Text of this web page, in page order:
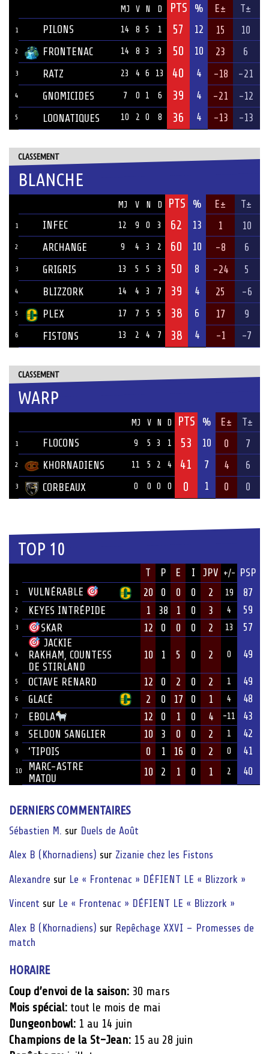
MJ V N D PTS % E± T±
1 PILONS 14 8 5 1 57 12 15 10
2 FRONTENAC 14 8 3 3 50 10 23 6
3 RATZ 23 4 6 13 40 4 -18 -21
4 GNOMICIDES 7 0 1 6 39 4 -21 -12
5 LOONATIQUES 10 2 0 8 36 4 -13 -13
CLASSEMENT
BLANCHE
MJ V N D PTS % E± T±
1 INFEC 12 9 0 3 62 13 1 10
2 ARCHANGE 9 4 3 2 60 10 -8 6
3 GRIGRIS 13 5 5 3 50 8 -24 5
4 BLIZZORK 14 4 3 7 39 4 25 -6
5 PLEX 17 7 5 5 38 6 17 9
6 FISTONS 13 2 4 7 38 4 -1 -7
CLASSEMENT
WARP
MJ V N D PTS % E± T±
1 FLOCONS 9 5 3 1 53 10 0 7
2 KHORNADIENS 11 5 2 4 41 7 4 6
3 CORBEAUX 0 0 0 0 0 1 0 0
TOP 10
T P E I JPV +/- PSP
1 VULNÉRABLE 20 0 0 0 2 19 87
2 KEYES INTRÉPIDE 1 38 1 0 3 4 59
3 SKAR 12 0 0 0 2 13 57
4
JACKIE
RAKHAM, COUNTESS
DE STIRLAND
10 1 5 0 2 0 49
5 OCTAVE RENARD 12 0 2 0 2 1 49
6 GLACÉ 2 0 17 0 1 4 48
7 EBOLA 12 0 1 0 4 -11 43
8 SELDON SANGLIER 10 3 0 0 2 1 42
9 ‘TIPOIS 0 1 16 0 2 0 41
10
MARC-ASTRE
MATOU
10 2 1 0 1 2 40
DERNIERS COMMENTAIRES
Sébastien M. sur Duels de Août
Alex B (Khornadiens) sur Zizanie chez les Fistons
Alexandre sur Le « Frontenac » DÉFIENT LE « Blizzork »
Vincent sur Le « Frontenac » DÉFIENT LE « Blizzork »
Alex B (Khornadiens) sur Repêchage XXVI – Promesses de
match
HORAIRE
Coup d’envoi de la saison: 30 mars
Mois spécial: tout le mois de mai
Dungeonbowl: 1 au 14 juin
Champions de la St-Jean: 15 au 28 juin